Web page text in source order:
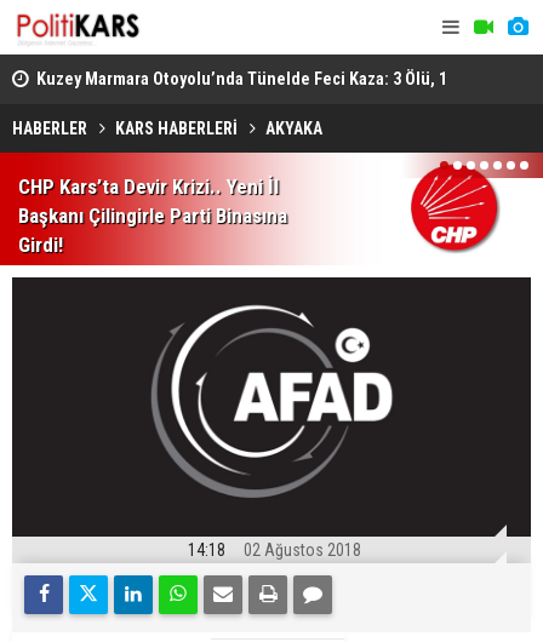
Kuzey Marmara Otoyolu’nda Tünelde Feci Kaza: 3 Ölü, 1
Ağır Yaralı
HABERLER KARS HABERLERİ AKYAKA
CHP Kars’ta Devir Krizi.. Yeni İl
Başkanı Çilingirle Parti Binasına
Girdi!
1 2 3 4 5 6 7
14:18 02 Ağustos 2018